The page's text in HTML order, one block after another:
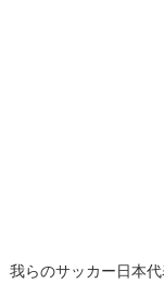
我らのサッカー日本